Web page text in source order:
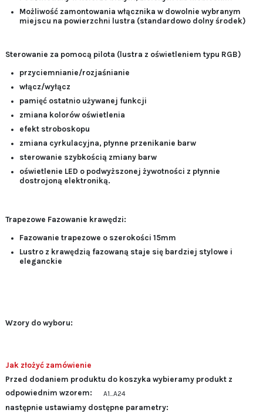
Możliwość zamontowania włącznika w dowolnie wybranym
miejscu na powierzchni lustra (standardowo dolny środek)
Sterowanie za pomocą pilota (lustra z oświetleniem typu RGB)
przyciemnianie/rozjaśnianie
włącz/wyłącz
pamięć ostatnio używanej funkcji
zmiana kolorów oświetlenia
efekt stroboskopu
zmiana cyrkulacyjna, płynne przenikanie barw
sterowanie szybkością zmiany barw
oświetlenie LED o podwyższonej żywotności z płynnie
dostrojoną elektroniką.
Trapezowe Fazowanie krawędzi:
Fazowanie trapezowe o szerokości 15mm
Lustro z krawędzią fazowaną staje się bardziej stylowe i
eleganckie
Wzory do wyboru:
Jak złożyć zamówienie
Przed dodaniem produktu do koszyka wybieramy produkt z
odpowiednim wzorem:
A1...A24
następnie ustawiamy dostępne parametry: